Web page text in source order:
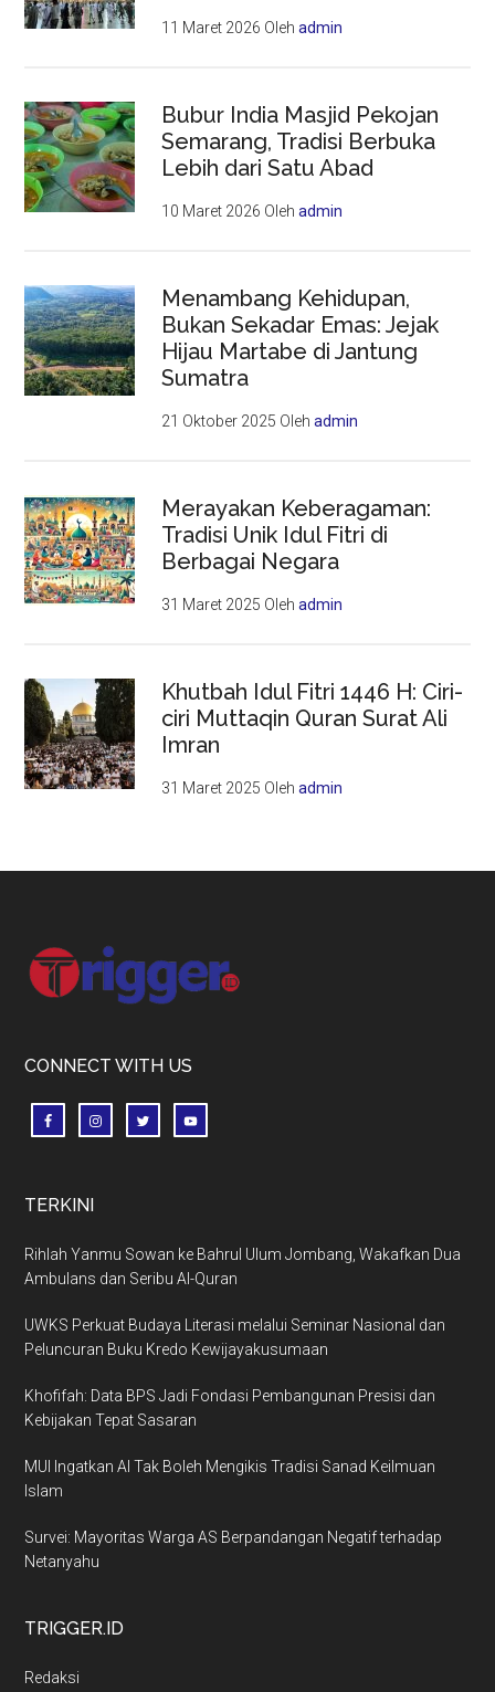
11 Maret 2026 Olehadmin
Bubur India Masjid Pekojan
Semarang, Tradisi Berbuka
Lebih dari Satu Abad
10 Maret 2026 Olehadmin
Menambang Kehidupan,
Bukan Sekadar Emas: Jejak
Hijau Martabe di Jantung
Sumatra
21 Oktober 2025 Olehadmin
Merayakan Keberagaman:
Tradisi Unik Idul Fitri di
Berbagai Negara
31 Maret 2025 Olehadmin
Khutbah Idul Fitri 1446 H: Ciri-
ciri Muttaqin Quran Surat Ali
Imran
31 Maret 2025 Olehadmin
Footer
CONNECT WITH US
TERKINI
Rihlah Yanmu Sowan ke Bahrul Ulum Jombang, Wakafkan Dua
Ambulans dan Seribu Al-Quran
UWKS Perkuat Budaya Literasi melalui Seminar Nasional dan
Peluncuran Buku Kredo Kewijayakusumaan
Khofifah: Data BPS Jadi Fondasi Pembangunan Presisi dan
Kebijakan Tepat Sasaran
MUI Ingatkan AI Tak Boleh Mengikis Tradisi Sanad Keilmuan
Islam
Survei: Mayoritas Warga AS Berpandangan Negatif terhadap
Netanyahu
TRIGGER.ID
Redaksi